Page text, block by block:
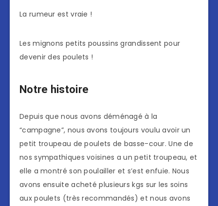
La rumeur est vraie !
Les mignons petits poussins grandissent pour
devenir des poulets !
Notre histoire
Depuis que nous avons déménagé à la
“campagne”, nous avons toujours voulu avoir un
petit troupeau de poulets de basse-cour. Une de
nos sympathiques voisines a un petit troupeau, et
elle a montré son poulailler et s’est enfuie. Nous
avons ensuite acheté plusieurs kgs sur les soins
aux poulets (très recommandés) et nous avons